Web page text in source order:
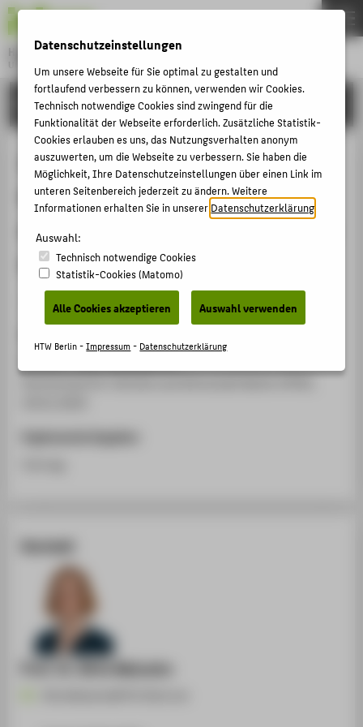
Hochschule für Technik und Wirtschaft Berlin
University of Applied Sciences
Menu
FORSCHUNG
IFAF Projekt "KOPKIB":
Kundenorientierte Paketzustellung
durch den Kiez-Boten - Vorstellung
des Projektes
Veranstaltungsbeitrag › Vortrag › 2020
Hochschule für Technik und Wirtschaft Berlin (HTW),
Kontakt
Prof. Dr. Birte Malzahn
THEMEN
HOCHSCHULE
CAMPUS
STUDIUM
LEHRE
KARRIERE
INTERNATIONAL
INFORMATIONEN FÜR
STUDIENINTERESSIERTE
ÜBER DIE HTW BERLIN
Datenschutzeinstellungen
Um unsere Webseite für Sie optimal zu gestalten und
fortlaufend verbessern zu können, verwenden wir Cookies.
Technisch notwendige Cookies sind zwingend für die
Funktionalität der Webseite erforderlich. Zusätzliche Statistik-
Cookies erlauben es uns, das Nutzungsverhalten anonym
auszuwerten, um die Webseite zu verbessern. Sie haben die
Möglichkeit, Ihre Datenschutzeinstellungen über einen Link im
unteren Seitenbereich jederzeit zu ändern. Weitere
Informationen erhalten Sie in unsererDatenschutzerklärung
Auswahl:
Technisch notwendige Cookies
Statistik-Cookies (Matomo)
Alle Cookies akzeptieren Auswahl verwenden
HTW Berlin -Impressum- Datenschutzerklärung